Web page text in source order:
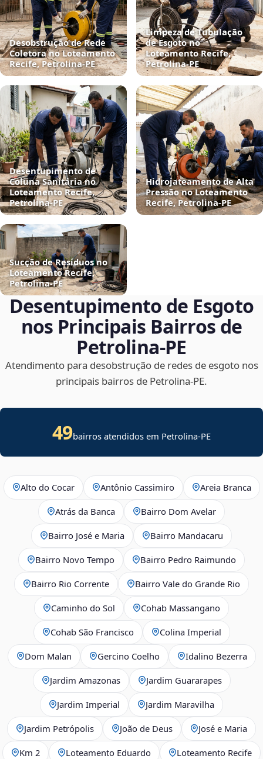
Desobstrução de Rede
Coletora no Loteamento
Recife, Petrolina‑PE
Limpeza de Tubulação
de Esgoto no
Loteamento Recife,
Petrolina‑PE
Desentupimento de
Coluna Sanitária no
Loteamento Recife,
Petrolina‑PE
Hidrojateamento de Alta
Pressão no Loteamento
Recife, Petrolina‑PE
Sucção de Resíduos no
Loteamento Recife,
Petrolina‑PE
Desentupimento de Esgoto
nos Principais Bairros de
Petrolina‑PE
Atendimento para desobstrução de redes de esgoto nos
principais bairros de Petrolina‑PE.
49bairros atendidos em Petrolina-PE
Alto do Cocar Antônio Cassimiro Areia Branca
Atrás da Banca Bairro Dom Avelar
Bairro José e Maria Bairro Mandacaru
Bairro Novo Tempo Bairro Pedro Raimundo
Bairro Rio Corrente Bairro Vale do Grande Rio
Caminho do Sol Cohab Massangano
Cohab São Francisco Colina Imperial
Dom Malan Gercino Coelho Idalino Bezerra
Jardim Amazonas Jardim Guararapes
Jardim Imperial Jardim Maravilha
Jardim Petrópolis João de Deus José e Maria
Km 2 Loteamento Eduardo Loteamento Recife